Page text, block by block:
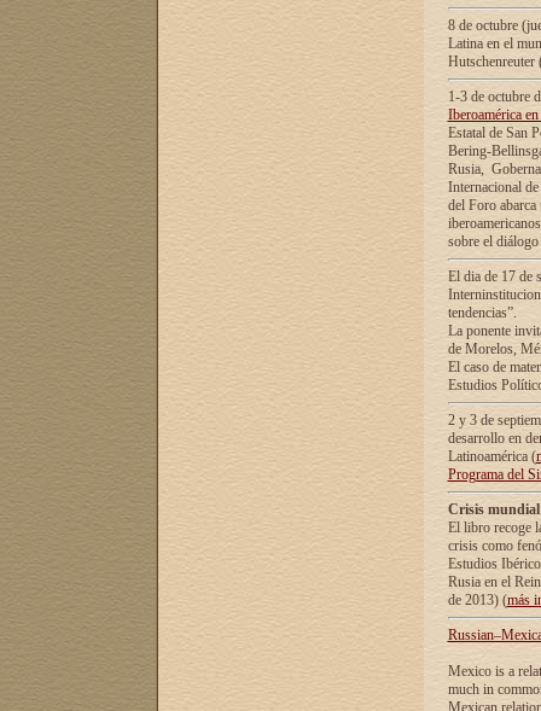
8 de octubre
Latina en el
1-3 de octubre
Iberoamérica
Estatal de San
Bering-
Rusia,
Internacional
del Foro
sobre el
El dia de 17 de
tendencias”.
La ponente
de Morelos,
El caso de
Estudios
2 y 3 de
desarrollo en
Latinoamérica (
Programa del
Crisis
El libro recoge
crisis como
Estudios
Rusia en el
de 2013) (más
Mexico is a
much in
Mexican